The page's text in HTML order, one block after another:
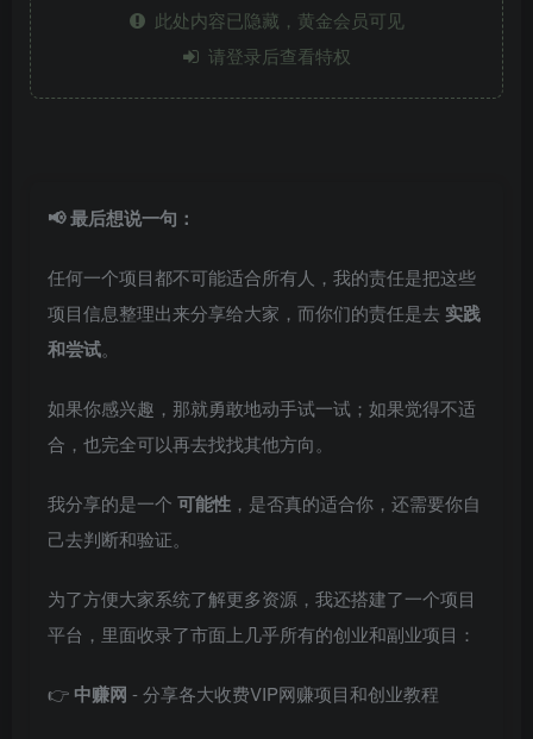
此处内容已隐藏，黄金会员可见
请登录后查看特权
📢 最后想说一句：
任何一个项目都不可能适合所有人，我的责任是把这些
项目信息整理出来分享给大家，而你们的责任是去 实践
和尝试。
如果你感兴趣，那就勇敢地动手试一试；如果觉得不适
合，也完全可以再去找找其他方向。
我分享的是一个 可能性 ，是否真的适合你，还需要你自
己去判断和验证。
为了方便大家系统了解更多资源，我还搭建了一个项目
平台，里面收录了市面上几乎所有的创业和副业项目：
👉 中赚网 - 分享各大收费VIP网赚项目和创业教程